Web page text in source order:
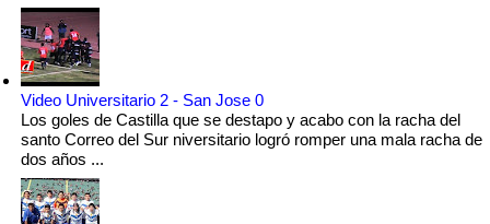
Video Universitario 2 - San Jose 0
Los goles de Castilla que se destapo y acabo con la racha del
santo Correo del Sur niversitario logró romper una mala racha de
dos años ...